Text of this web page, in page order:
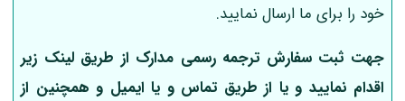
خود را برای ما ارسال نمایید.
جهت ثبت سفارش ترجمه رسمی مدارک از طریق لینک‌ زیر
اقدام نمایید و یا از طریق تماس و یا ایمیل و همچنین از